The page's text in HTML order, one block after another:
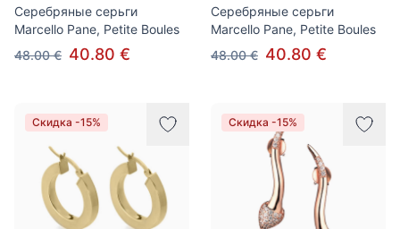
Серебряные серьги
Marcello Pane, Petite Boules
48.00 € 40.80 €
Серебряные серьги
Marcello Pane, Petite Boules
48.00 € 40.80 €
Скидка -15% Скидка -15%